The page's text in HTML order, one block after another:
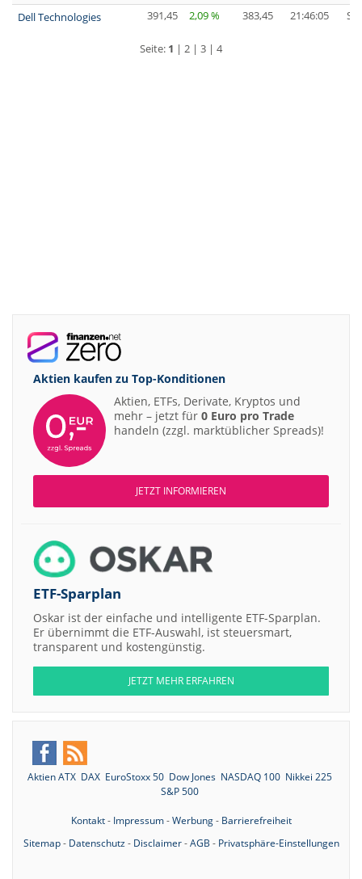
Dell Technologies
391,45 2,09 % 383,45 21:46:05
Seite: 1 | 2 | 3 | 4
Aktien kaufen zu Top-Konditionen
Aktien, ETFs, Derivate, Kryptos und
mehr – jetzt für 0 Euro pro Trade
handeln (zzgl. marktüblicher Spreads)!
JETZT INFORMIEREN
ETF-Sparplan
Oskar ist der einfache und intelligente ETF-Sparplan.
Er übernimmt die ETF-Auswahl, ist steuersmart,
transparent und kostengünstig.
JETZT MEHR ERFAHREN
Aktien ATX DAX EuroStoxx 50 Dow Jones NASDAQ 100 Nikkei 225
S&P 500
Kontakt- Impressum-Werbung- Barrierefreiheit
Sitemap- Datenschutz- Disclaimer-AGB - Privatsphäre-Einstellungen